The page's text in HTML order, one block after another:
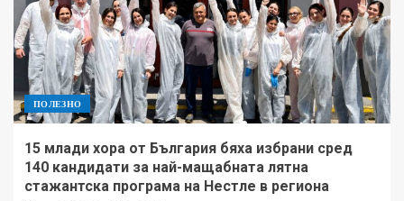
ПОЛЕЗНО
15 млади хора от България бяха избрани сред
140 кандидати за най-мащабната лятна
стажантска програма на Нестле в региона